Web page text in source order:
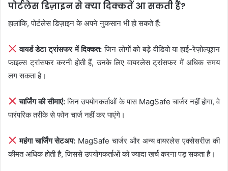
पोर्टलेस डिज़ाइन से क्या दिक्कतें आ सकती हैं?
हालांकि, पोर्टलेस डिज़ाइन के अपने नुकसान भी हो सकते हैं:
वायर्ड डेटा ट्रांसफर में दिक्कत: जिन लोगों को बड़े वीडियो या हाई-रेज़ोल्यूशन
फाइल्स ट्रांसफर करनी होती हैं, उनके लिए वायरलेस ट्रांसफर में अधिक समय
लग सकता है।
चार्जिंग की सीमाएं:जिन उपयोगकर्ताओं के पास MagSafe चार्जर नहीं होगा, वे
पारंपरिक तरीके से फोन चार्ज नहीं कर पाएंगे।
महंगा चार्जिंग सेटअप: MagSafe चार्जर और अन्य वायरलेस एक्सेसरीज़ की
कीमत अधिक होती है, जिससे उपयोगकर्ताओं को ज्यादा खर्च करना पड़ सकता है।